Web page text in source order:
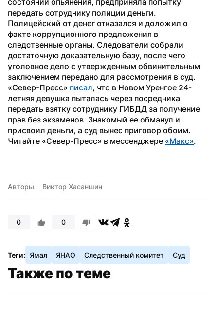
передать сотруднику полиции деньги.
Полицейский от денег отказался и доложил о
факте коррупционного предложения в
следственные органы. Следователи собрали
достаточную доказательную базу, после чего
уголовное дело с утвержденным обвинительным
заключением передано для рассмотрения в суд.
«Север-Пресс» писал, что в Новом Уренгое 24-
летняя девушка пыталась через посредника
передать взятку сотруднику ГИБДД за получение
прав без экзаменов. Знакомый ее обманул и
присвоил деньги, а суд вынес приговор обоим.
Читайте «Север-Пресс» в мессенджере «Макс».
Авторы Виктор Хасаншин
0 0
Теги: Ямал ЯНАО Следственный комитет Суд
Также по теме